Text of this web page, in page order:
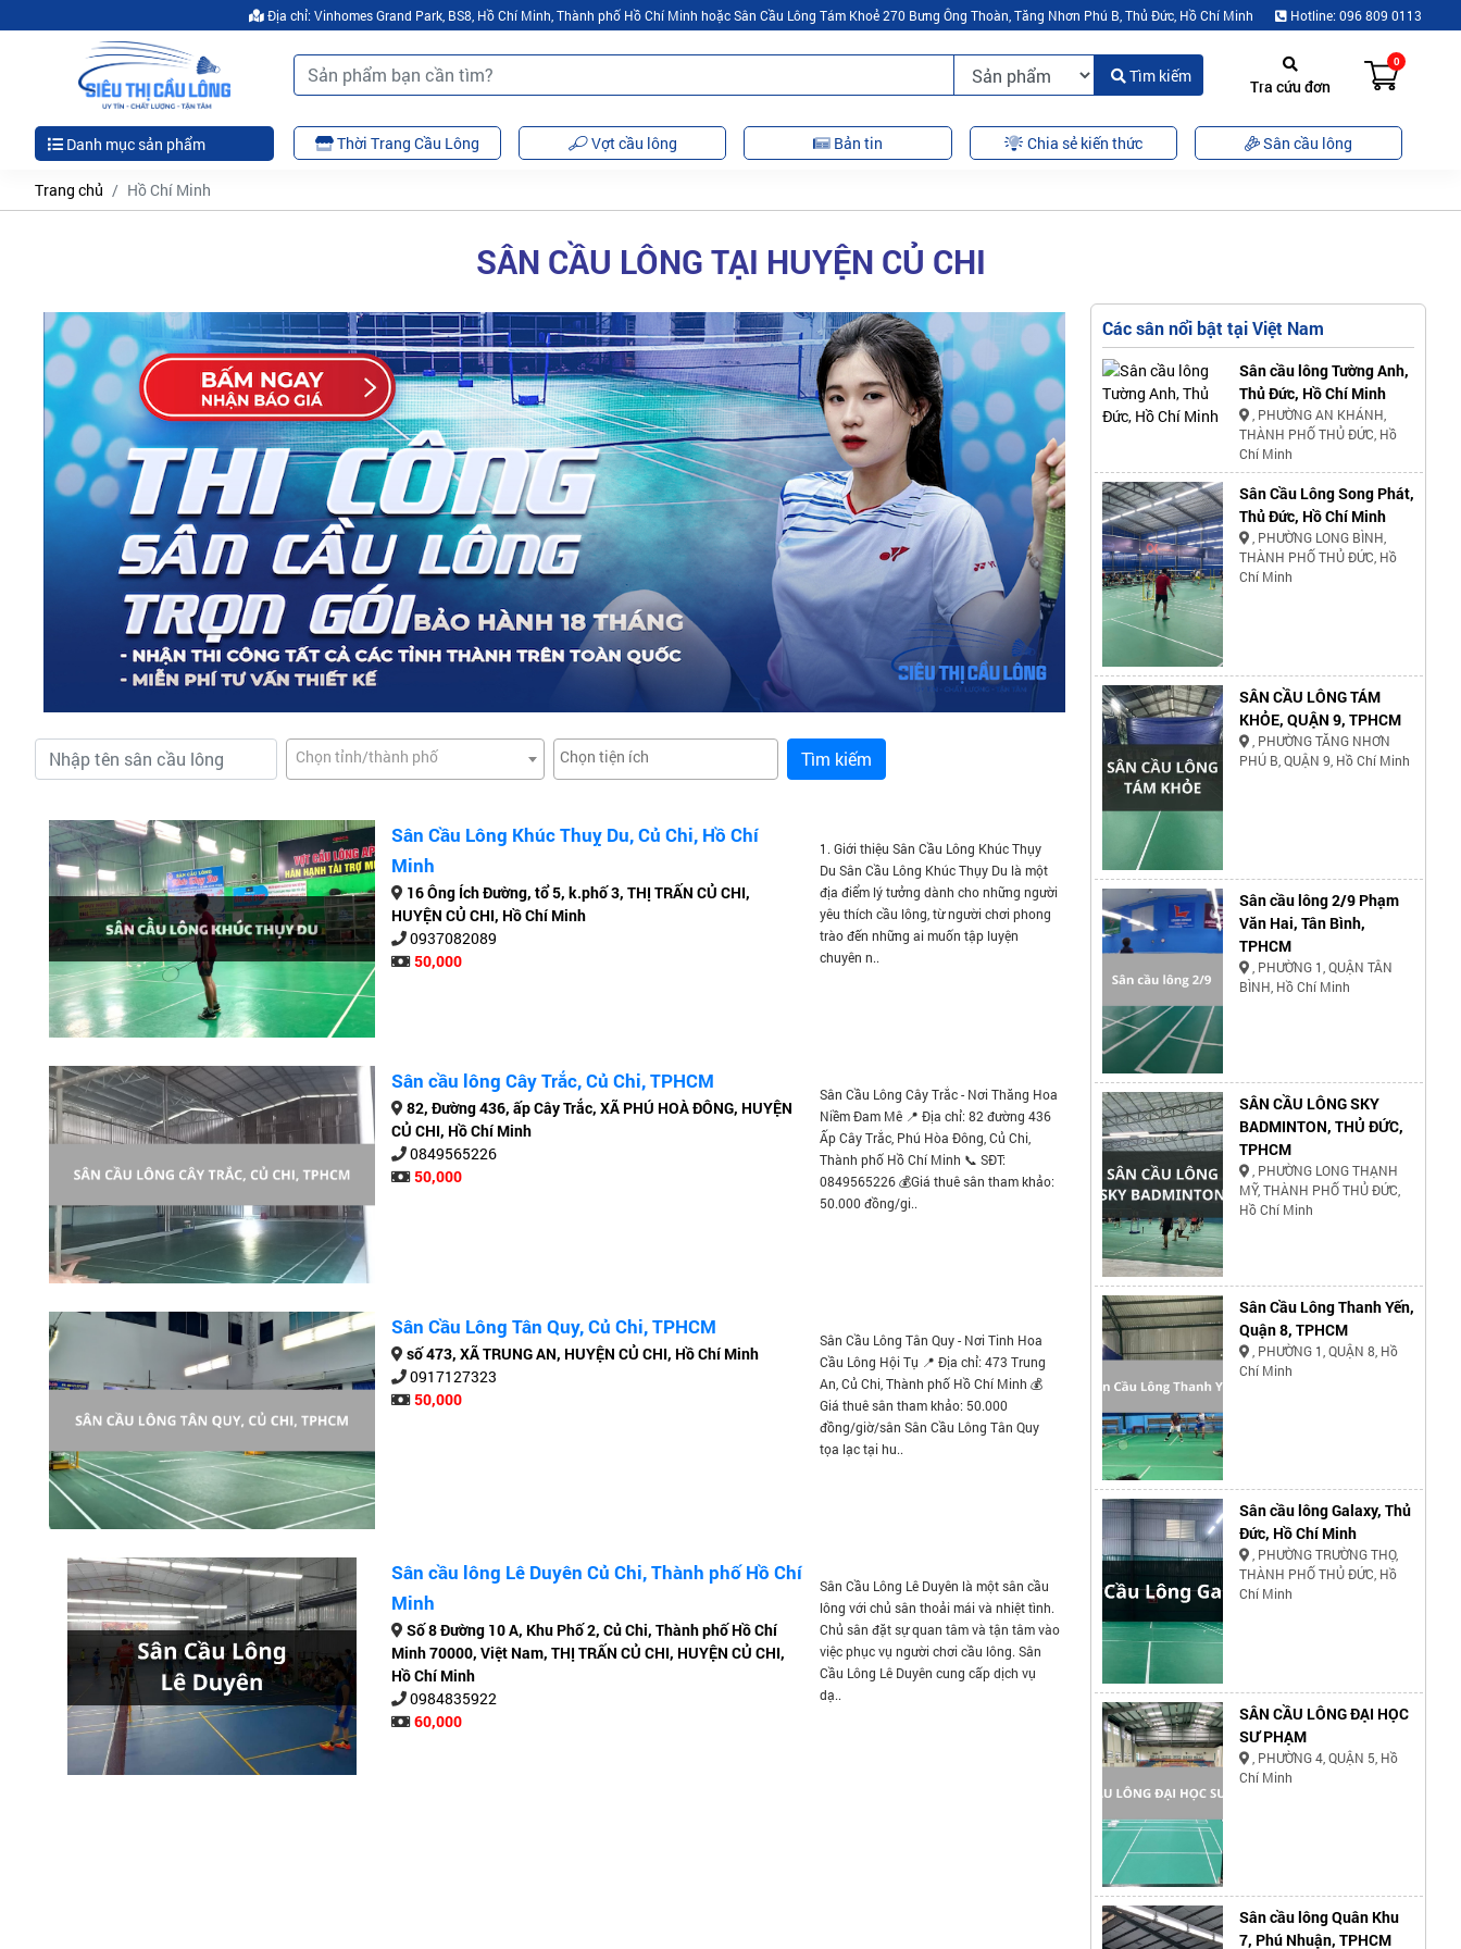
Địa chỉ: Vinhomes Grand Park, BS8, Hồ Chí Minh, Thành phố Hồ Chí Minh hoặc Sân Cầu Lông Tám Khoẻ 270 Bưng Ông Thoàn, Tăng Nhơn Phú B, Thủ Đức, Hồ Chí Minh Hotline: 096 809 0113
Tìm kiếm
Tra cứu đơn
0
Danh mục sản phẩm Thời Trang Cầu Lông Vợt cầu lông Bản tin Chia sẻ kiến thức Sân cầu lông
Trang chủ Hồ Chí Minh
SÂN CẦU LÔNG TẠI HUYỆN CỦ CHI
Chọn tỉnh/thành phố Tìm kiếm
Sân Cầu Lông Khúc Thuỵ Du, Củ Chi, Hồ Chí
Minh
16 Ông Ích Đường, tổ 5, k.phố 3, THỊ TRẤN CỦ CHI,
HUYỆN CỦ CHI, Hồ Chí Minh
0937082089
50,000
1. Giới thiệu Sân Cầu Lông Khúc Thụy
Du Sân Cầu Lông Khúc Thụy Du là một
địa điểm lý tưởng dành cho những người
yêu thích cầu lông, từ người chơi phong
trào đến những ai muốn tập luyện
chuyên n..
Sân cầu lông Cây Trắc, Củ Chi, TPHCM
82, Đường 436, ấp Cây Trắc, XÃ PHÚ HOÀ ĐÔNG, HUYỆN
CỦ CHI, Hồ Chí Minh
0849565226
50,000
Sân Cầu Lông Cây Trắc - Nơi Thăng Hoa
Niềm Đam Mê 📍 Địa chỉ: 82 đường 436
Ấp Cây Trắc, Phú Hòa Đông, Củ Chi,
Thành phố Hồ Chí Minh 📞 SĐT:
0849565226 💰Giá thuê sân tham khảo:
50.000 đồng/gi..
Sân Cầu Lông Tân Quy, Củ Chi, TPHCM
số 473, XÃ TRUNG AN, HUYỆN CỦ CHI, Hồ Chí Minh
0917127323
50,000
Sân Cầu Lông Tân Quy - Nơi Tinh Hoa
Cầu Lông Hội Tụ 📍 Địa chỉ: 473 Trung
An, Củ Chi, Thành phố Hồ Chí Minh 💰
Giá thuê sân tham khảo: 50.000
đồng/giờ/sân Sân Cầu Lông Tân Quy
tọa lạc tại hu..
Sân cầu lông Lê Duyên Củ Chi, Thành phố Hồ Chí
Minh
Số 8 Đường 10 A, Khu Phố 2, Củ Chi, Thành phố Hồ Chí
Minh 70000, Việt Nam, THỊ TRẤN CỦ CHI, HUYỆN CỦ CHI,
Hồ Chí Minh
0984835922
60,000
Sân Cầu Lông Lê Duyên là một sân cầu
lông với chủ sân thoải mái và nhiệt tình.
Chủ sân đặt sự quan tâm và tận tâm vào
việc phục vụ người chơi cầu lông. Sân
Cầu Lông Lê Duyên cung cấp dịch vụ
dạ..
Các sân nổi bật tại Việt Nam
Sân cầu lông Tường Anh,
Thủ Đức, Hồ Chí Minh
, PHƯỜNG AN KHÁNH,
THÀNH PHỐ THỦ ĐỨC, Hồ
Chí Minh
Sân Cầu Lông Song Phát,
Thủ Đức, Hồ Chí Minh
, PHƯỜNG LONG BÌNH,
THÀNH PHỐ THỦ ĐỨC, Hồ
Chí Minh
SÂN CẦU LÔNG TÁM
KHỎE, QUẬN 9, TPHCM
, PHƯỜNG TĂNG NHƠN
PHÚ B, QUẬN 9, Hồ Chí Minh
Sân cầu lông 2/9 Phạm
Văn Hai, Tân Bình,
TPHCM
, PHƯỜNG 1, QUẬN TÂN
BÌNH, Hồ Chí Minh
SÂN CẦU LÔNG SKY
BADMINTON, THỦ ĐỨC,
TPHCM
, PHƯỜNG LONG THẠNH
MỸ, THÀNH PHỐ THỦ ĐỨC,
Hồ Chí Minh
Sân Cầu Lông Thanh Yến,
Quận 8, TPHCM
, PHƯỜNG 1, QUẬN 8, Hồ
Chí Minh
Sân cầu lông Galaxy, Thủ
Đức, Hồ Chí Minh
, PHƯỜNG TRƯỜNG THỌ,
THÀNH PHỐ THỦ ĐỨC, Hồ
Chí Minh
SÂN CẦU LÔNG ĐẠI HỌC
SƯ PHẠM
, PHƯỜNG 4, QUẬN 5, Hồ
Chí Minh
Sân cầu lông Quân Khu
7, Phú Nhuận, TPHCM